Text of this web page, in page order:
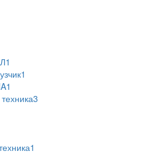
1
1
1
3
1